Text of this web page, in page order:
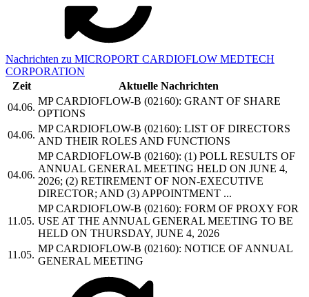
Nachrichten zu MICROPORT CARDIOFLOW MEDTECH
CORPORATION
Zeit
Aktuelle Nachrichten
04.06.
MP CARDIOFLOW-B (02160): GRANT OF SHARE
OPTIONS
04.06.
MP CARDIOFLOW-B (02160): LIST OF DIRECTORS
AND THEIR ROLES AND FUNCTIONS
04.06.
MP CARDIOFLOW-B (02160): (1) POLL RESULTS OF
ANNUAL GENERAL MEETING HELD ON JUNE 4,
2026; (2) RETIREMENT OF NON-EXECUTIVE
DIRECTOR; AND (3) APPOINTMENT ...
11.05.
MP CARDIOFLOW-B (02160): FORM OF PROXY FOR
USE AT THE ANNUAL GENERAL MEETING TO BE
HELD ON THURSDAY, JUNE 4, 2026
11.05.
MP CARDIOFLOW-B (02160): NOTICE OF ANNUAL
GENERAL MEETING